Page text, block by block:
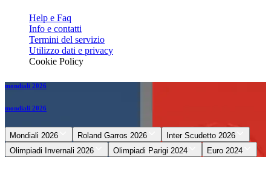
Help e Faq
Info e contatti
Termini del servizio
Utilizzo dati e privacy
Cookie Policy
mondiali 2026
mondiali 2026
Mondiali 2026 Roland Garros 2026
Inter Scudetto 2026
Olimpiadi Invernali 2026
Olimpiadi Parigi 2024 Euro 2024